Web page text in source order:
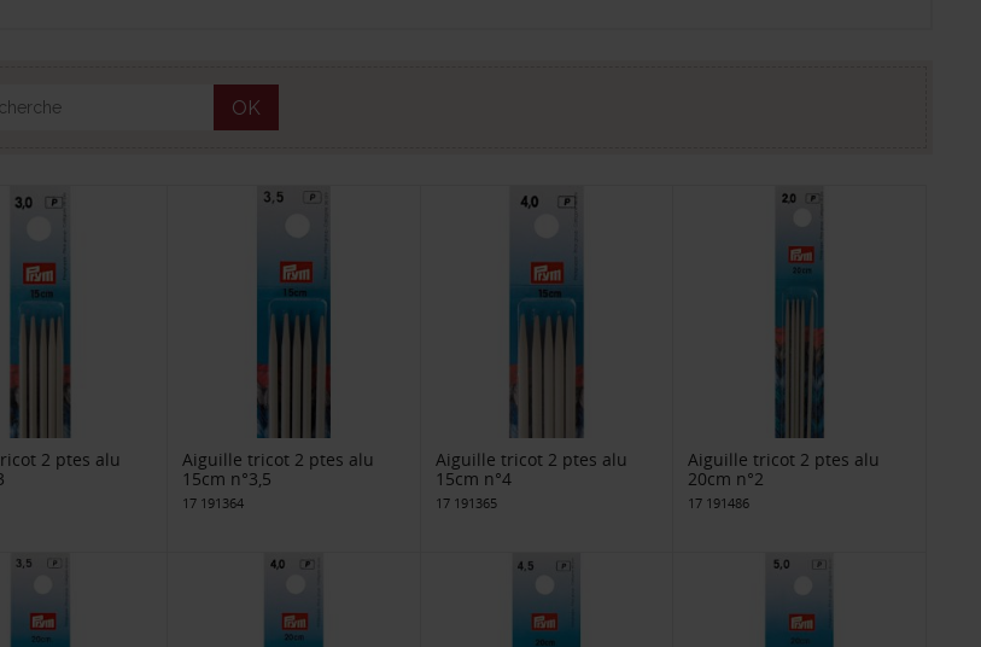
OK
2 ptes alu
Aiguille tricot 2 ptes alu
15cm n°3,5
17 191364
Aiguille tricot 2 ptes alu
15cm n°4
17 191365
Aiguille tricot 2 ptes alu
20cm n°2
17 191486